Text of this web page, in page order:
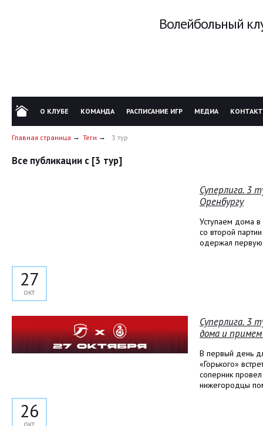
Волейбольный
О КЛУБЕ КОМАНДА РАСПИСАНИЕ ИГР МЕДИА
Главная страница Теги 3 тур
Все публикации с [3 тур]
27
окт
Суперлига. 3
Оренбургу
Уступаем дома в
со второй
одержал
26
окт
Суперлига. 3
дома и
В первый день
«Горького»
соперник
нижегородцы